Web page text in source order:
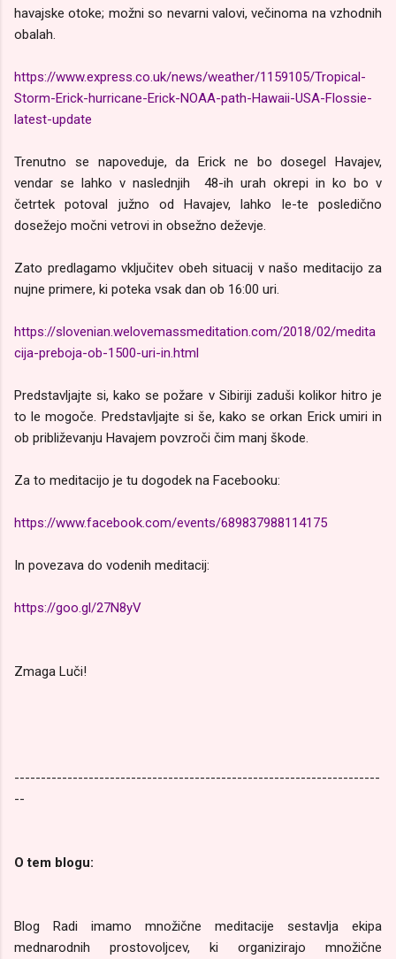
havajske otoke; možni so nevarni valovi, večinoma na vzhodnih
obalah.
https://www.express.co.uk/news/weather/1159105/Tropical-
Storm-Erick-hurricane-Erick-NOAA-path-Hawaii-USA-Flossie-
latest-update
Trenutno se napoveduje, da Erick ne bo dosegel Havajev,
vendar se lahko v naslednjih
48-ih urah okrepi in ko bo v
četrtek potoval južno od Havajev, lahko le-te posledično
dosežejo močni vetrovi in obsežno deževje.
Zato predlagamo vključitev obeh situacij v našo meditacijo za
nujne primere, ki poteka vsak dan ob 16:00 uri.
https://slovenian.welovemassmeditation.com/2018/02/medita
cija-preboja-ob-1500-uri-in.html
Predstavljajte si, kako se požare v Sibiriji zaduši kolikor hitro je
to le mogoče. Predstavljajte si še, kako se orkan Erick umiri in
ob približevanju Havajem povzroči čim manj škode.
Za to meditacijo je tu dogodek na Facebooku:
https://www.facebook.com/events/689837988114175
In povezava do vodenih meditacij:
https://goo.gl/27N8yV
Zmaga Luči!
---------------------------------------------------------------------
--
O tem blogu:
Blog Radi imamo množične meditacije sestavlja ekipa
mednarodnih prostovoljcev, ki organizirajo množične